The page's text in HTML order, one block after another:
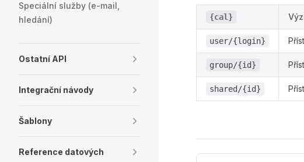
Speciální služby (e-mail,
hledání)
Ostatní API
Integrační návody
Šablony
Reference datových
{cal}
user/{login}
group/{id}
shared/{id}